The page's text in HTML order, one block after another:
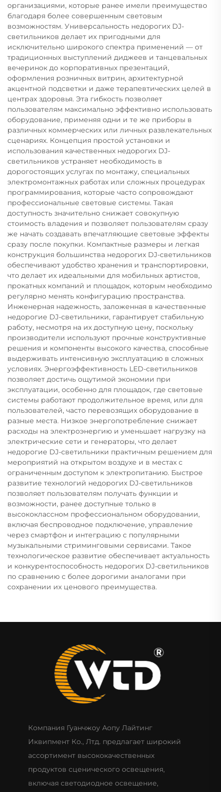
организациями, которые ранее имели преимущество
благодаря более совершенным световым
возможностям. Универсальность недорогих DJ-
светильников делает их пригодными для
исключительно широкого спектра применений — от
традиционных выступлений диджеев и танцевальных
вечеринок до корпоративных презентаций,
оформления розничных витрин, архитектурной
акцентной подсветки и даже терапевтических целей в
центрах здоровья. Эта гибкость позволяет
пользователям максимально эффективно использовать
оборудование, применяя одни и те же приборы в
различных коммерческих или личных развлекательных
сценариях. Концепция простой установки и
использования качественных недорогих DJ-
светильников устраняет необходимость в
дорогостоящих услугах по монтажу, специальных
электромонтажных работах или сложных процедурах
программирования, которые часто сопровождают
профессиональные световые системы. Такая
доступность значительно снижает совокупную
стоимость владения и позволяет пользователям сразу
же начать создавать впечатляющие световые эффекты
сразу после покупки. Компактные размеры и легкая
конструкция большинства недорогих DJ-светильников
обеспечивают удобство хранения и транспортировки,
что делает их идеальными для мобильных артистов,
прокатных компаний и площадок, которым необходимо
регулярно менять конфигурацию пространства.
Инженерная надежность, заложенная в качественные
недорогие DJ-светильники, гарантирует стабильную
работу, несмотря на их доступную цену, поскольку
производители используют прочные конструктивные
решения и компоненты высокого качества, способные
выдерживать интенсивную эксплуатацию в сложных
условиях. Энергоэффективность LED-светильников
позволяет достичь ощутимой экономии при
эксплуатации, особенно для площадок, где световые
системы работают продолжительное время, или для
пользователей, часто перевозящих оборудование в
разные места. Низкое энергопотребление снижает
расходы на электроэнергию и уменьшает нагрузку на
электрические сети и генераторы, что делает
недорогие DJ-светильники практичным решением для
мероприятий на открытом воздухе и в местах с
ограниченным доступом к электропитанию. Быстрое
развитие технологий недорогих DJ-светильников
позволяет пользователям получать функции и
возможности, ранее доступные только в
высококлассном профессиональном оборудовании,
включая беспроводное подключение, управление
через смартфон и интеграцию с популярными
музыкальными стриминговыми сервисами. Такое
технологическое развитие обеспечивает актуальность
и конкурентоспособность недорогих DJ-светильников
по сравнению с более дорогими аналогами при
сохранении их ценового преимущества.
Компания Гуанчжоу Аопу Лайтинг
Иквипмент Ко., Лтд. предлагает широкий
ассортимент высококачественных
продуктов сценического освещения,
включая светодиодное освещение,